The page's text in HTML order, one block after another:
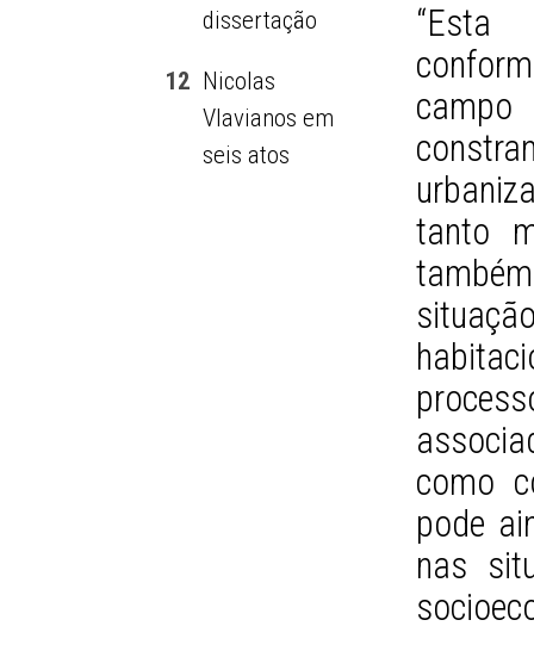
dissertação
12 Nicolas
Vlavianos em
seis atos
“Esta
tanto
como
pode
nas